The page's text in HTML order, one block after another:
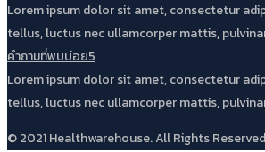
Lorem ipsum dolor sit amet, consectetur
tellus, luctus nec ullamcorper mattis,
คำถามที่พบบ่อย5
Lorem ipsum dolor sit amet, consectetur
tellus, luctus nec ullamcorper mattis,
© 2021 Healthwarehouse. All Rights